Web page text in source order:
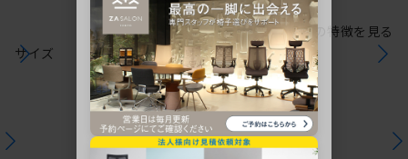
サイズ
シリーズの特徴を見る